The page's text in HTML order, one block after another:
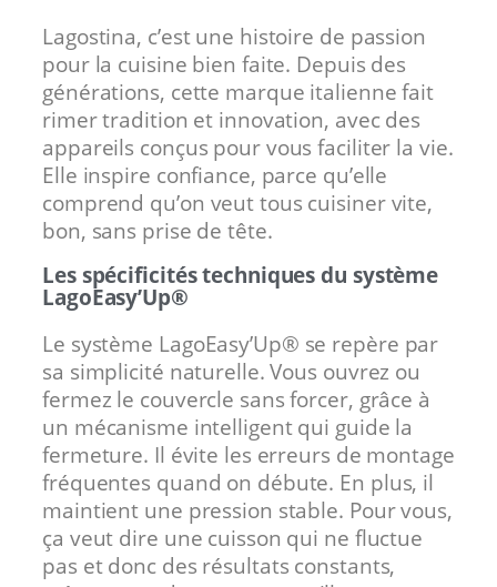
Lagostina, c’est une histoire de passion
pour la cuisine bien faite. Depuis des
générations, cette marque italienne fait
rimer tradition et innovation, avec des
appareils conçus pour vous faciliter la vie.
Elle inspire confiance, parce qu’elle
comprend qu’on veut tous cuisiner vite,
bon, sans prise de tête.
Les spécificités techniques du système
LagoEasy’Up®
Le système LagoEasy’Up® se repère par
sa simplicité naturelle. Vous ouvrez ou
fermez le couvercle sans forcer, grâce à
un mécanisme intelligent qui guide la
fermeture. Il évite les erreurs de montage
fréquentes quand on débute. En plus, il
maintient une pression stable. Pour vous,
ça veut dire une cuisson qui ne fluctue
pas et donc des résultats constants,